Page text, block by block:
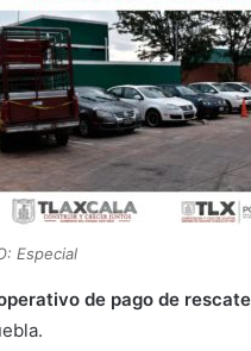
Especial
de pago de